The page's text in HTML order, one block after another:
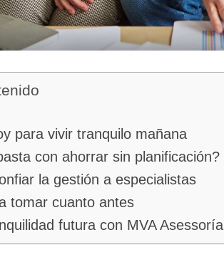
para vivir tranquilo mañana
con ahorrar sin planificación?
la gestión a especialistas
tomar cuanto antes
futura con MVA Asessoría